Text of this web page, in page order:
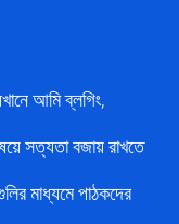
আমি ব্লগিং,
সত্যতা বজায় রাখতে
মাধ্যমে পাঠকদের